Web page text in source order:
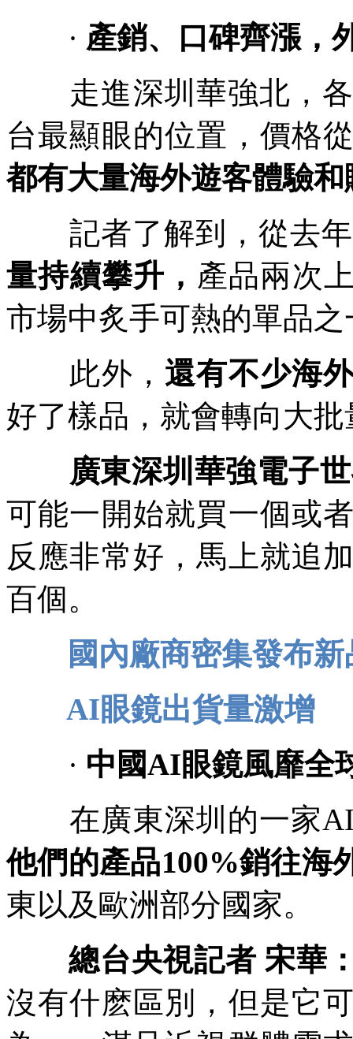
· 產銷、口碑齊漲，
走進深圳華強北，各
台最顯眼的位置，價格
都有大量海外遊客體驗
記者了解到，從去年
量持續攀升， 產品兩次
市場中炙手可熱的單品之
此外， 還有不少海
好了樣品，就會轉向大
廣東深圳華強電子世
可能一開始就買一個或
反應非常好，馬上就追
百個。
國內廠商密集發布新
AI眼鏡出貨量激增
· 中國AI眼鏡風靡全
在廣東深圳的一家AI
他們的產品100%銷往海
東以及歐洲部分國家。
總台央視記者 宋華
沒有什麽區別，但是它